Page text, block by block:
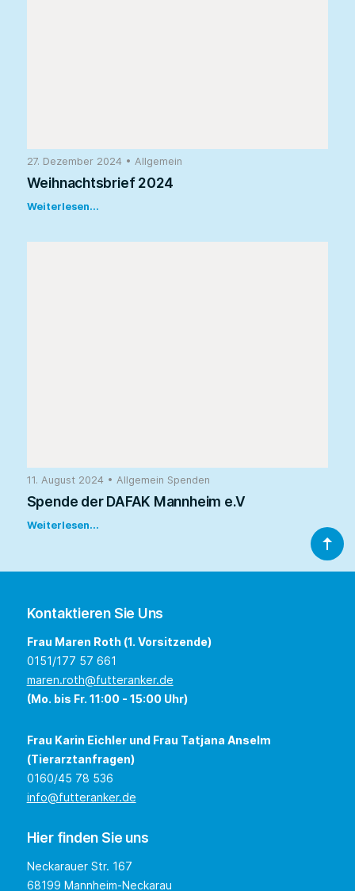
27. Dezember 2024 • Allgemein
Weihnachtsbrief 2024
Weiterlesen...
11. August 2024 • Allgemein Spenden
Spende der DAFAK Mannheim e.V
Weiterlesen...
Kontaktieren Sie Uns
Frau Maren Roth (1. Vorsitzende)
0151/177 57 661
maren.roth@futteranker.de
(Mo. bis Fr. 11:00 - 15:00 Uhr)
Frau Karin Eichler und Frau Tatjana Anselm
(Tierarztanfragen)
0160/45 78 536
info@futteranker.de
Hier finden Sie uns
Neckarauer Str. 167
68199 Mannheim-Neckarau